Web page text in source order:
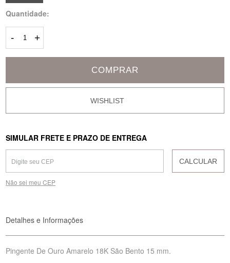
Quantidade:
- +
COMPRAR
SIMULAR FRETE E PRAZO DE ENTREGA
CALCULAR
Não sei meu CEP
Detalhes e Informações
Pingente De Ouro Amarelo 18K São Bento 15 mm.